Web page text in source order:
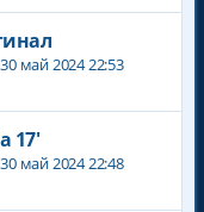
30 май 2024 22:53
17'
30 май 2024 22:48